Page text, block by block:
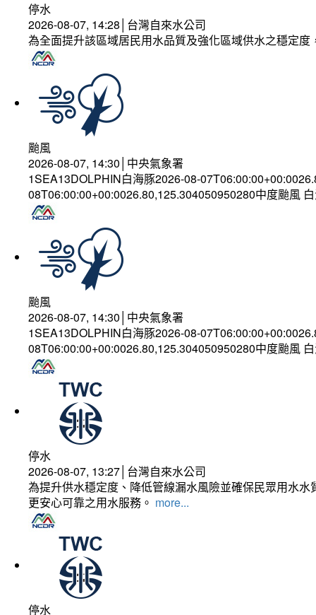
停水
2026-08-07, 14:28│台灣自來水公司
為全面提升該區域居民用水品質及強化區域供水之穩定
颱風
2026-08-07, 14:30│中央氣象署
1SEA13DOLPHIN白海豚2026-08-
08T06:00:00+00:0026.80,125.304050950280中度颱風
颱風
2026-08-07, 14:30│中央氣象署
1SEA13DOLPHIN白海豚2026-08-
08T06:00:00+00:0026.80,125.304050950280中度颱風
停水
2026-08-07, 13:27│台灣自來水公司
為提升供水穩定度、降低管線漏水風險並確保民眾用水
更安心可靠之用水服務。 more...
停水